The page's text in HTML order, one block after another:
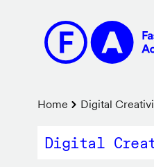
contenuto
principale
Briciole
di
Home Digital
Digital